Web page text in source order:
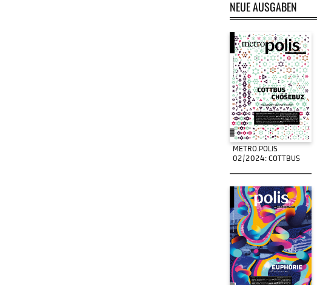
NEUE AUSGABEN
METRO.POLIS
02/2024: COTTBUS